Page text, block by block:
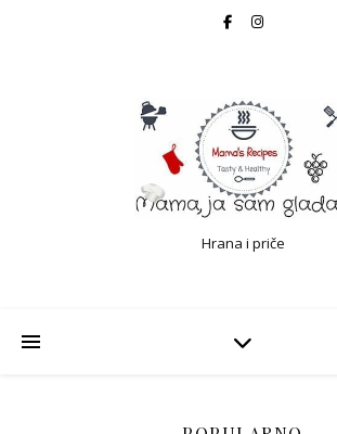
Hrana i priče